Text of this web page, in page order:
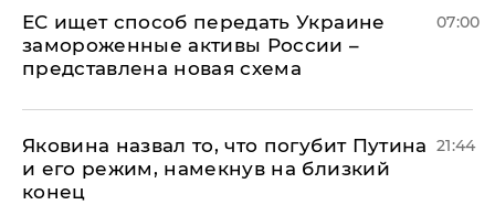
ЕС ищет способ передать Украине
замороженные активы России –
представлена новая схема
07:00
Яковина назвал то, что погубит Путина
и его режим, намекнув на близкий
конец
21:44